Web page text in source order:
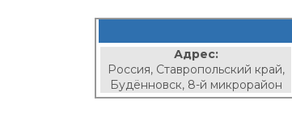
Адрес:
Россия, Ставропольский край,
Будённовск, 8-й микрорайон